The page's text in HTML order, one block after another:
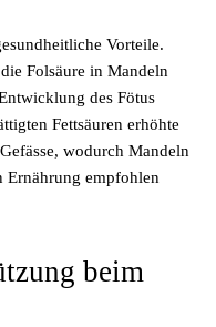
Vorteile.
Folsäure in Mandeln
des Fötus
Fettsäuren erhöhte
wodurch Mandeln
Ernährung empfohlen
beim